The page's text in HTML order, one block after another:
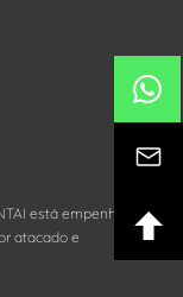
está empenhada
atacado e